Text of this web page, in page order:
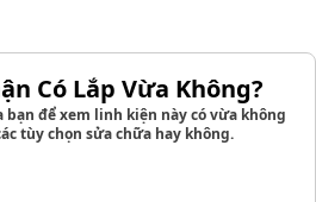
Có Lắp Vừa Không?
bạn để xem linh kiện này có vừa không
tùy chọn sửa chữa hay không.